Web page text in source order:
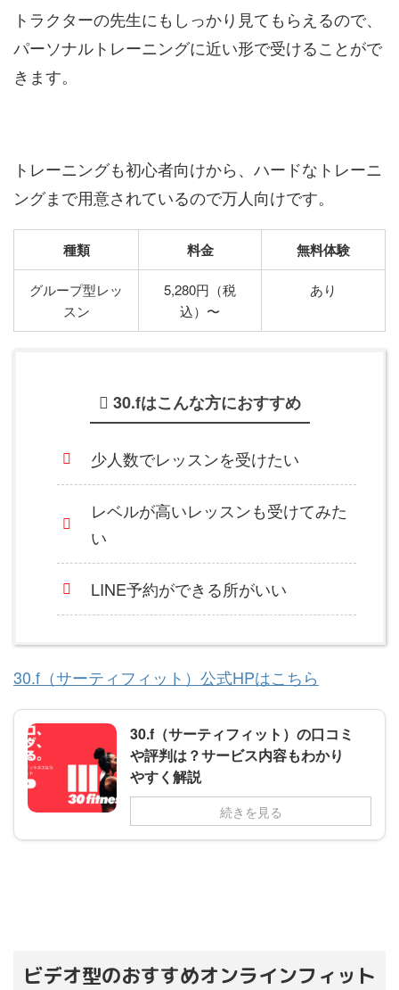
トラクターの先生にもしっかり見てもらえるので、
パーソナルトレーニングに近い形で受けることがで
きます。
トレーニングも初心者向けから、ハードなトレーニ
ングまで用意されているので万人向けです。
種類 料金 無料体験
グループ型レッ
スン
5,280円（税
込）〜
あり
30.fはこんな方におすすめ
少人数でレッスンを受けたい
レベルが高いレッスンも受けてみた
い
LINE予約ができる所がいい
30.f（サーティフィット）公式HPはこちら
30.f（サーティフィット）の口コミ
や評判は？サービス内容もわかり
やすく解説
続きを見る
ビデオ型のおすすめオンラインフィット